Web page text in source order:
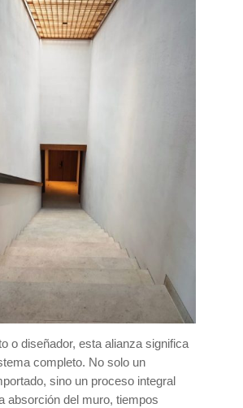
o diseñador, esta alianza significa
completo. No solo un
sino un proceso integral
absorción del muro, tiempos